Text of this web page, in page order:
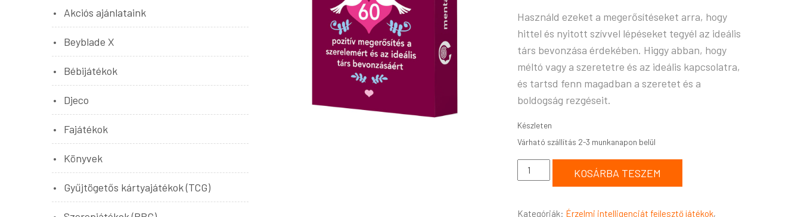
Használd ezeket a megerősítéseket arra, hogy
hittel és nyitott szívvel lépéseket tegyél az ideális
társ bevonzása érdekében. Higgy abban, hogy
méltó vagy a szeretetre és az ideális kapcsolatra,
és tartsd fenn magadban a szeretet és a
boldogság rezgéseit.
Készleten
KOSÁRBA TESZEM
Kategóriák: Érzelmi intelligenciát fejlesztő játékok,
Akciós ajánlataink
Beyblade X
Bébijátékok
Djeco
Fajátékok
Könyvek
Gyűjtögetős kártyajátékok (TCG)